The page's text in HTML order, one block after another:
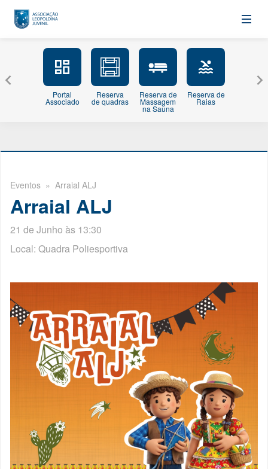
Portal
Associado
Reserva
de quadras
Reserva de
Massagem
na Sauna
Reserva de
Raias
Eventos » Arraial ALJ
Arraial ALJ
21 de Junho às 13:30
Local: Quadra Poliesportiva